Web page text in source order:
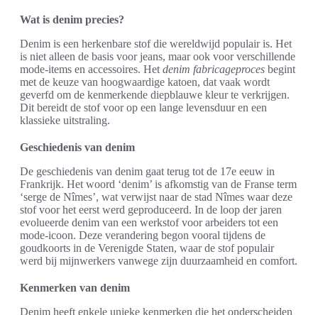
Wat is denim precies?
Denim is een herkenbare stof die wereldwijd populair is. Het
is niet alleen de basis voor jeans, maar ook voor verschillende
mode-items en accessoires. Het denim fabricageproces begint
met de keuze van hoogwaardige katoen, dat vaak wordt
geverfd om de kenmerkende diepblauwe kleur te verkrijgen.
Dit bereidt de stof voor op een lange levensduur en een
klassieke uitstraling.
Geschiedenis van denim
De geschiedenis van denim gaat terug tot de 17e eeuw in
Frankrijk. Het woord ‘denim’ is afkomstig van de Franse term
‘serge de Nîmes’, wat verwijst naar de stad Nîmes waar deze
stof voor het eerst werd geproduceerd. In de loop der jaren
evolueerde denim van een werkstof voor arbeiders tot een
mode-icoon. Deze verandering begon vooral tijdens de
goudkoorts in de Verenigde Staten, waar de stof populair
werd bij mijnwerkers vanwege zijn duurzaamheid en comfort.
Kenmerken van denim
Denim heeft enkele unieke kenmerken die het onderscheiden